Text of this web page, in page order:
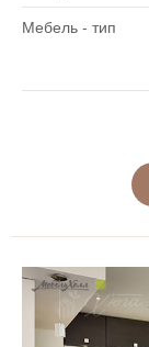
Мебель - тип